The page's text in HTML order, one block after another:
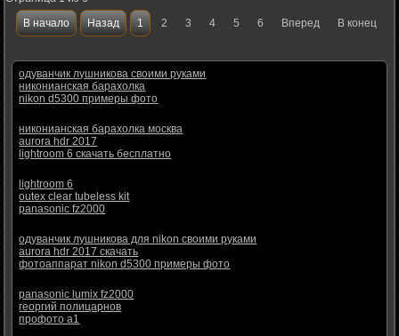
В начало
Назад 1 2 3 4 5 6 Вперед В конец
одуванчик лушникова своими руками
никонианская барахолка
nikon d5300 примеры фото
никонианская барахолка москва
aurora hdr 2017
lightroom 6 скачать бесплатно
lightroom 6
outex clear tubeless kit
panasonic fz2000
одуванчик лушникова для nikon своими руками
aurora hdr 2017 скачать
фотоаппарат nikon d5300 примеры фото
panasonic lumix fz2000
георгий полицарнов
профото а1